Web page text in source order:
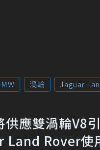
渦輪
Jaguar
供應雙渦輪V8
Land Rover使